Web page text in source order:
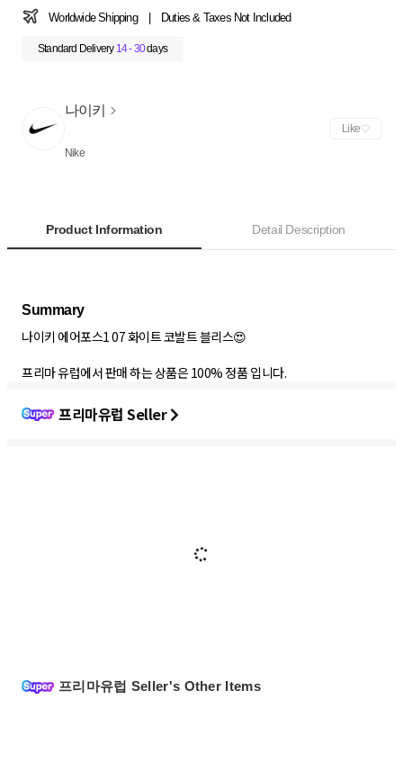
Worldwide Shipping Duties & Taxes Not Included
Standard Delivery 14 - 30days
나이키
Nike
Like
Product Information Detail Description
Summary
나이키 에어포스1 07 화이트 코발트 블리스😍
프리마 유럽에서 판매 하는 상품은 100% 정품 입니다.
프리마유럽 Seller
프리마유럽 Seller's Other Items